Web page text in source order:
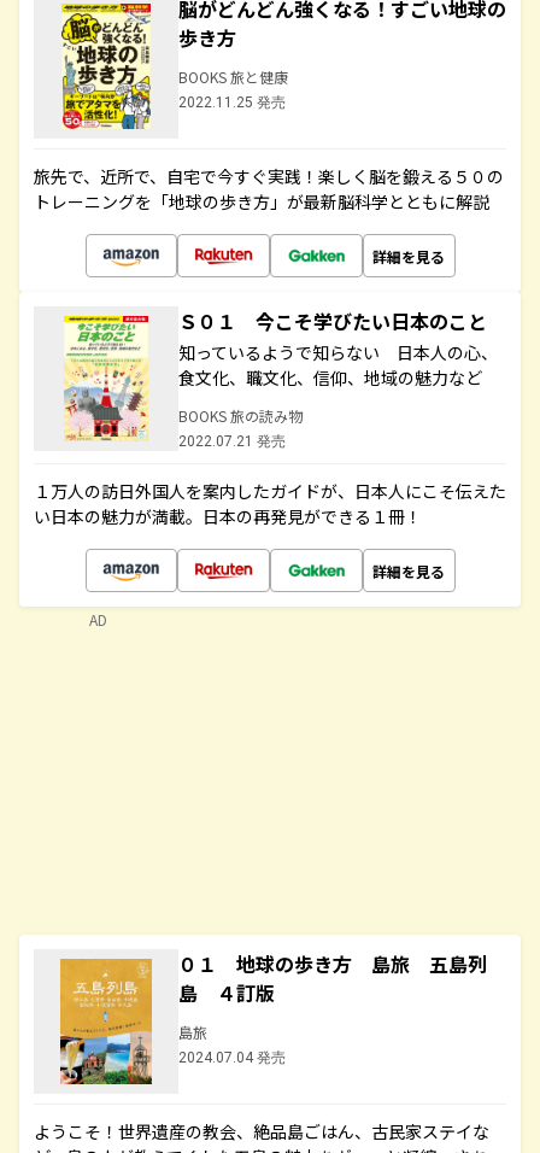
脳がどんどん強くなる！すごい地球の
歩き方
BOOKS 旅と健康
2022.11.25 発売
旅先で、近所で、自宅で今すぐ実践！楽しく脳を鍛える５０の
トレーニングを「地球の歩き方」が最新脳科学とともに解説
詳細を見る
Ｓ０１ 今こそ学びたい日本のこと
知っているようで知らない 日本人の心、
食文化、職文化、信仰、地域の魅力など
BOOKS 旅の読み物
2022.07.21 発売
１万人の訪日外国人を案内したガイドが、日本人にこそ伝えた
い日本の魅力が満載。日本の再発見ができる１冊！
詳細を見る
０１ 地球の歩き方 島旅 五島列
島 ４訂版
島旅
2024.07.04 発売
ようこそ！世界遺産の教会、絶品島ごはん、古民家ステイな
AD